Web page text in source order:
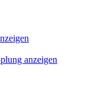
anzeigen